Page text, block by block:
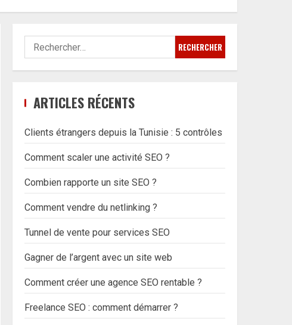
Rechercher :
ARTICLES RÉCENTS
Clients étrangers depuis la Tunisie : 5 contrôles
Comment scaler une activité SEO ?
Combien rapporte un site SEO ?
Comment vendre du netlinking ?
Tunnel de vente pour services SEO
Gagner de l’argent avec un site web
Comment créer une agence SEO rentable ?
Freelance SEO : comment démarrer ?